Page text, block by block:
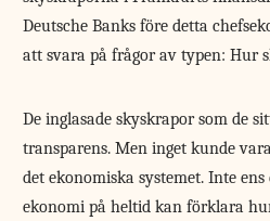
Deutsche Banks före detta
att svara på frågor av typen: Hur
De inglasade skyskrapor som de
transparens. Men inget kunde
det ekonomiska systemet. Inte ens
ekonomi på heltid kan förklara